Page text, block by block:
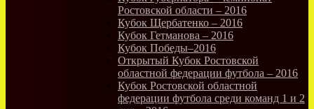
Ростовской области – 2016
Кубок Щербатенко – 2016
Кубок Гетманова – 2016
Кубок Победы–2016
Открытый Кубок Ростовской
областной федерации футбола – 2016
Кубок Ростовской областной
федерации футбола среди команд 1 и 2